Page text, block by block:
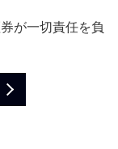
が一切責任を負